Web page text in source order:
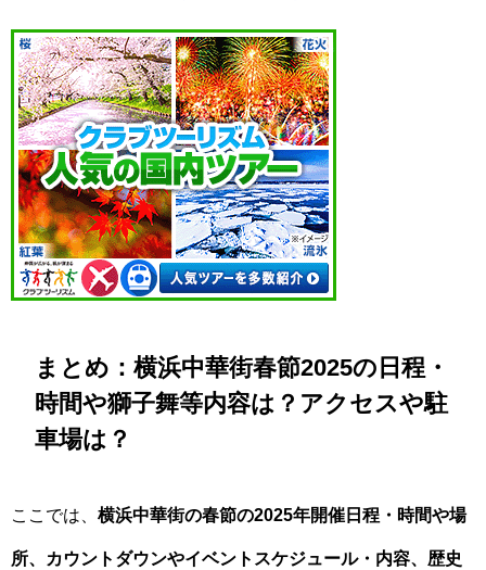
まとめ：横浜中華街春節2025の日程・
時間や獅子舞等内容は？アクセスや駐
車場は？
ここでは、 横浜中華街の春節の2025年開催日程・時間や場
所、カウントダウンやイベントスケジュール・内容、歴史